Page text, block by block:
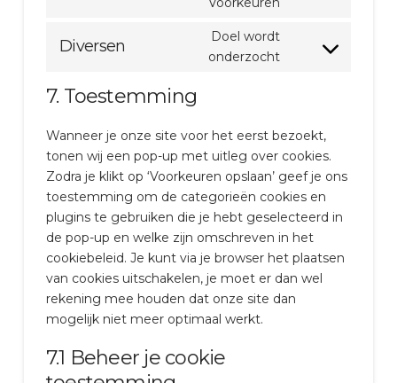
linkedin
Diversen
Doel wordt
onderzocht
Consent
7. Toestemming
Wanneer je onze site voor het eerst bezoekt,
tonen wij een pop-up met uitleg over cookies.
Zodra je klikt op ‘Voorkeuren opslaan’ geef je ons
toestemming om de categorieën cookies en
plugins te gebruiken die je hebt geselecteerd in
de pop-up en welke zijn omschreven in het
cookiebeleid. Je kunt via je browser het plaatsen
van cookies uitschakelen, je moet er dan wel
rekening mee houden dat onze site dan
mogelijk niet meer optimaal werkt.
7.1 Beheer je cookie